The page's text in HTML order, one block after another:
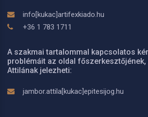
info[kukac]artifexkiado.hu
+36 1 783 1711
A szakmai tartalommal kapcsolatos
problémáit az oldal főszerkesztőjének,
Attilának jelezheti:
jambor.attila[kukac]epitesijog.hu